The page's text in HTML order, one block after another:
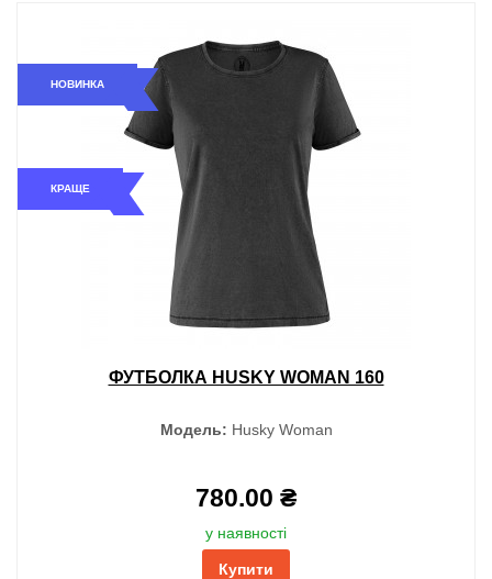
НОВИНКА
КРАЩЕ
ФУТБОЛКА HUSKY WOMAN 160
Модель: Husky Woman
780.00 ₴
у наявності
Купити